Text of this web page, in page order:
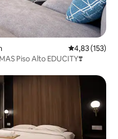
4,83 de uma
4,83 (153)
Piso Alto EDUCITY❣️